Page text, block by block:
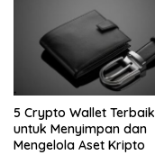
5 Crypto Wallet Terbaik
untuk Menyimpan dan
Mengelola Aset Kripto